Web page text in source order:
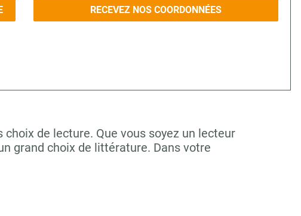
RECEVEZ NOS COORDONNÉES
choix de lecture. Que vous soyez un lecteur
grand choix de littérature. Dans votre